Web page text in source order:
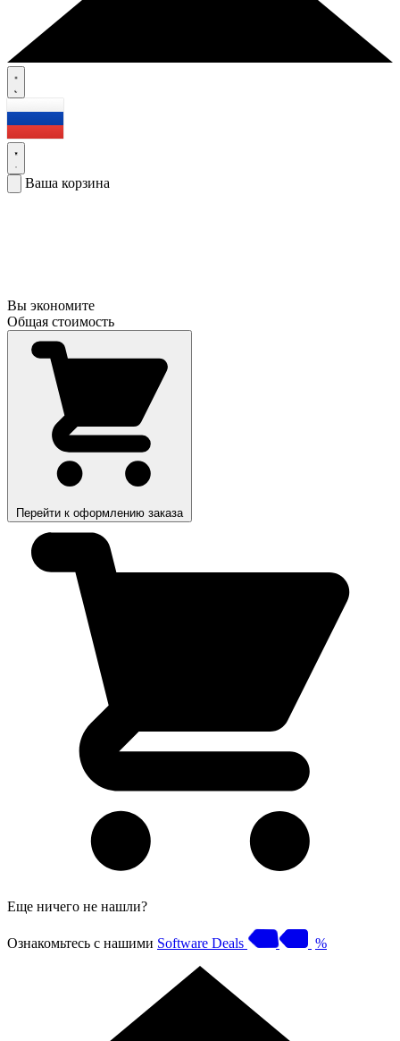
Ваша корзина
Вы экономите
Общая стоимость
Перейти к оформлению заказа
Еще ничего не нашли?
Ознакомьтесь с нашими Software Deals %